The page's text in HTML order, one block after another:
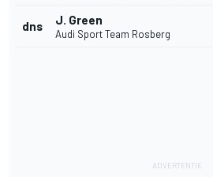
dns J. Green
Audi Sport Team Rosberg